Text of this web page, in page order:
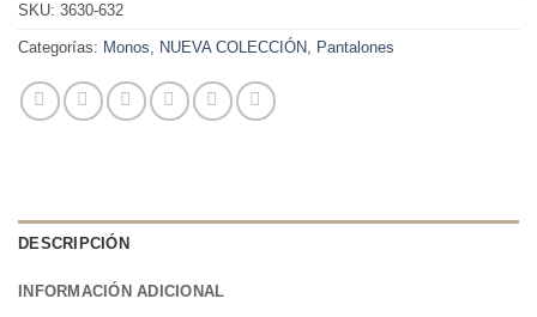
SKU: 3630-632
Categorías: Monos, NUEVA COLECCIÓN, Pantalones
DESCRIPCIÓN
INFORMACIÓN ADICIONAL